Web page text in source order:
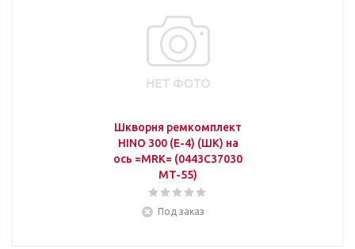
Шкворня ремкомплект
HINO 300 (E-4) (ШК) на
ось =MRK= (0443C37030
MT-55)
Под заказ